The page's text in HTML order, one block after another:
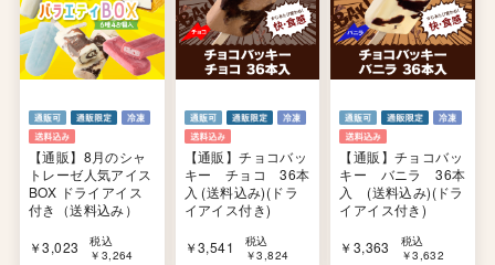
【通販】8月のシャ
トレーゼ人気アイス
BOX ドライアイス
付き（送料込み）
￥3,023
税込
￥3,264
【通販】チョコバッ
キー チョコ 36本
入 (送料込み)(ドラ
イアイス付き)
￥3,541
税込
￥3,824
【通販】チョコバッ
キー バニラ 36本
入 (送料込み)(ドラ
イアイス付き)
￥3,363
税込
￥3,632